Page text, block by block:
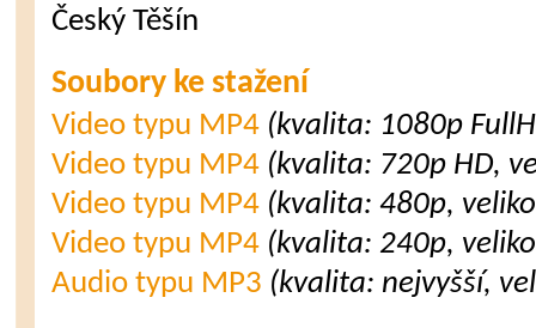
Český Těšín
Soubory ke stažení
Video typu MP4 (kvalita: 1080p
Video typu MP4 (kvalita: 720p HD,
Video typu MP4 (kvalita: 480p,
Video typu MP4 (kvalita: 240p,
Audio typu MP3 (kvalita: nejvyšší,